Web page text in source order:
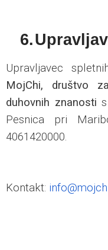
6.
Upravljavec
MojChi, društvo
duhovnih znanosti
Pesnica pri
4061420000.
Kontakt: